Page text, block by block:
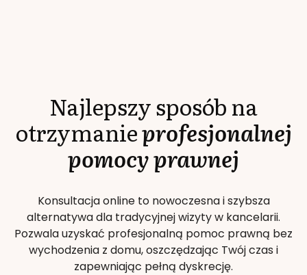
Najlepszy sposób na
otrzymanieprofesjonalnej
pomocy prawnej
Konsultacja online to nowoczesna i szybsza
alternatywa dla tradycyjnej wizyty w kancelarii.
Pozwala uzyskać profesjonalną pomoc prawną bez
wychodzenia z domu, oszczędzając Twój czas i
zapewniając pełną dyskrecję.